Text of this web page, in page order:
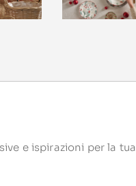
e ispirazioni per la tua